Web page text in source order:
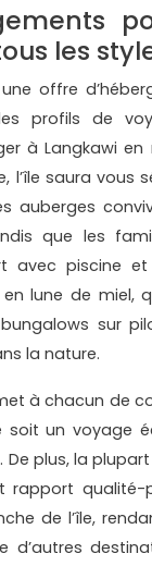
les
offre
profils de
à Langkawi
l’île saura vous
auberges
que les
avec piscine
lune de miel,
sur
la nature.
à chacun de
soit un voyage
De plus, la
rapport qualité-
de l’île,
d’autres